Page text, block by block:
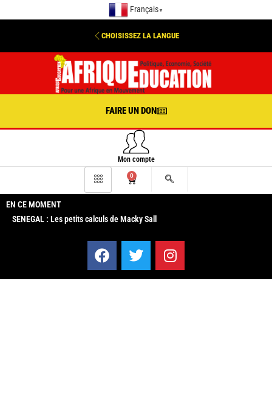
Français ▼
CHOISISSEZ LA LANGUE
FAIRE UN DON
Mon compte
0
EN CE MOMENT
SENEGAL : Les petits calculs de Macky Sall